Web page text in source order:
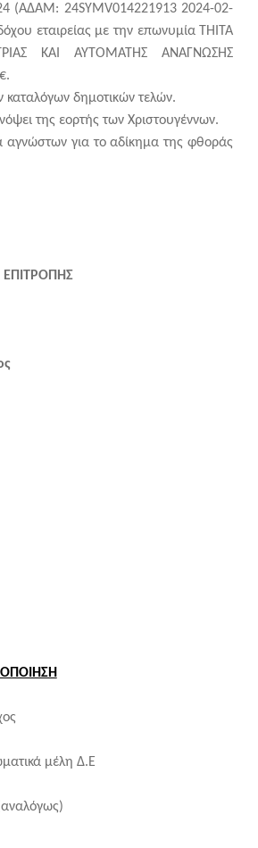
(ΑΔΑΜ: 24SYMV014221913 2024-02-
εταιρείας με την επωνυμία THITA
ΚΑΙ ΑΥΤΟΜΑΤΗΣ ΑΝΑΓΝΩΣΗΣ
δημοτικών τελών.
της εορτής των Χριστουγέννων.
αγνώστων για το αδίκημα της φθοράς
μέλη Δ.Ε